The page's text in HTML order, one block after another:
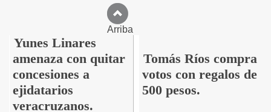
Arriba
Yunes Linares
amenaza con quitar
concesiones a
ejidatarios
veracruzanos.
Tomás Ríos compra
votos con regalos de
500 pesos.